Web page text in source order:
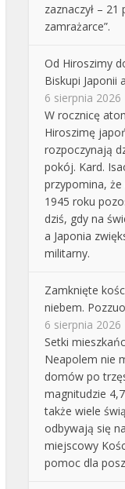
zaznaczył –
zamrażarce”.
Od Hiroszimy
Biskupi Japonii
6 sierpnia 2026
W rocznicę
Hiroszimę
rozpoczynają
pokój. Kard.
przypomina,
1945 roku
dziś, gdy na
a Japonia
militarny.
Zamknięte
niebem.
6 sierpnia 2026
Setki
Neapolem nie
domów po
magnitudzie
także wiele
odbywają się
miejscowy
pomoc dla